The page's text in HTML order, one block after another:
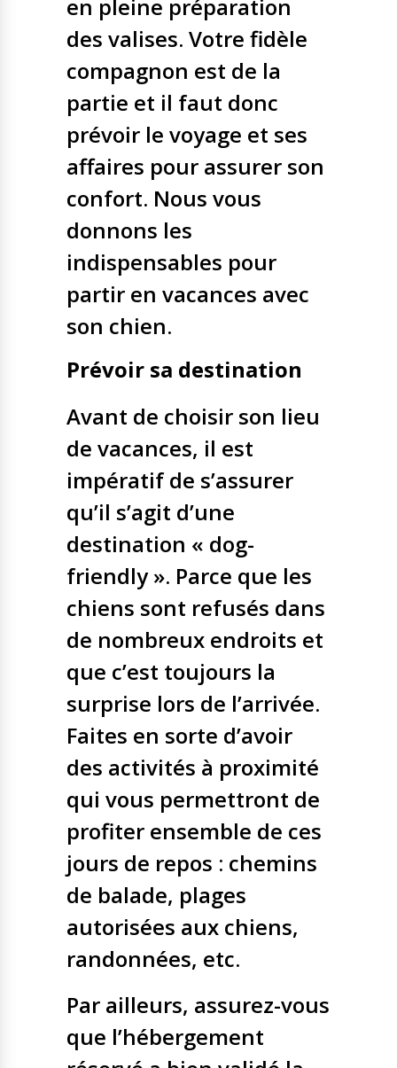
Nos solutions
Le chien guide d’aveugle
électronique
Le Bemob
Formation & Rééducation
fonctionnelle
Formation
Tout savoir
Irremplaçables, la
série
Nous contacter
en pleine préparation
des valises. Votre fidèle
compagnon est de la
partie et il faut donc
prévoir le voyage et ses
affaires pour assurer son
confort. Nous vous
donnons les
indispensables pour
partir en vacances avec
son chien.
Prévoir sa destination
Avant de choisir son lieu
de vacances, il est
impératif de s’assurer
qu’il s’agit d’une
destination « dog-
friendly ». Parce que les
chiens sont refusés dans
de nombreux endroits et
que c’est toujours la
surprise lors de l’arrivée.
Faites en sorte d’avoir
des activités à proximité
qui vous permettront de
profiter ensemble de ces
jours de repos : chemins
de balade, plages
autorisées aux chiens,
randonnées, etc.
Par ailleurs, assurez-vous
que l’hébergement